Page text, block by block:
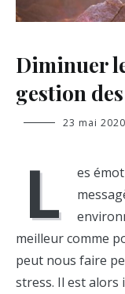
CLASSÉ
Diminuer
gestion
Jeanne
23 mai 2020
L
es
meilleur comme
peut nous faire
stress. Il est alors